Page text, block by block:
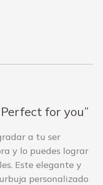
for you”
a tu ser
y lo puedes lograr
Este elegante y
personalizado